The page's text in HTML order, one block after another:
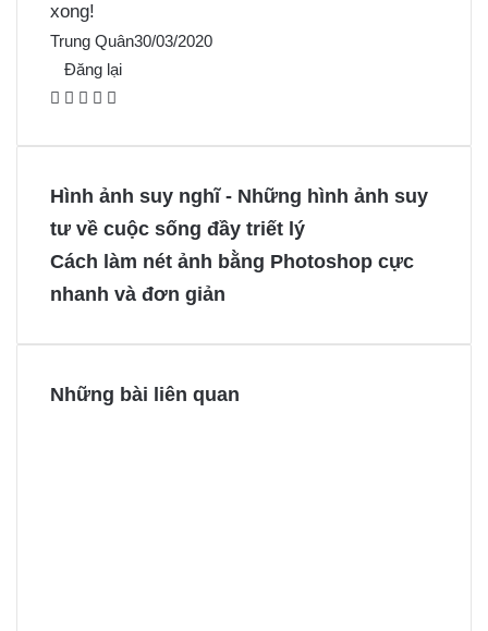
xong!
Trung Quân30/03/2020
Đăng lại
F
o
o
k
X P
r
e
s
M
n
g
e
n
g
e
Hình ảnh suy nghĩ - Những hình ảnh suy
tư về cuộc sống đầy triết lý
Cách làm nét ảnh bằng Photoshop cực
nhanh và đơn giản
Những bài liên quan